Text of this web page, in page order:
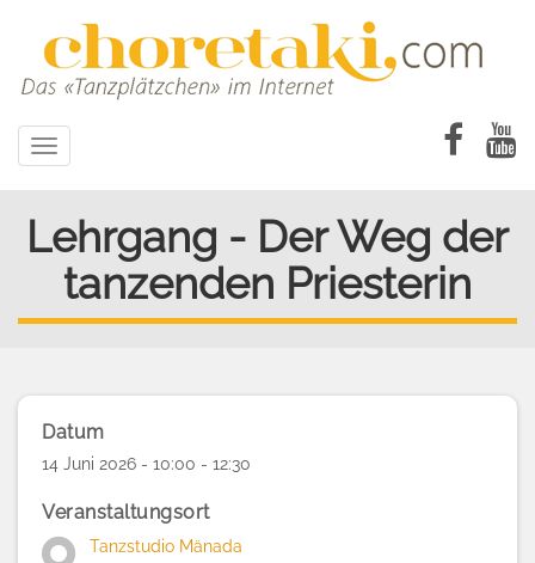
Toggle
navigation
Lehrgang - Der Weg der
tanzenden Priesterin
Datum
14 Juni 2026 - 10:00 - 12:30
Veranstaltungsort
Tanzstudio Mänada